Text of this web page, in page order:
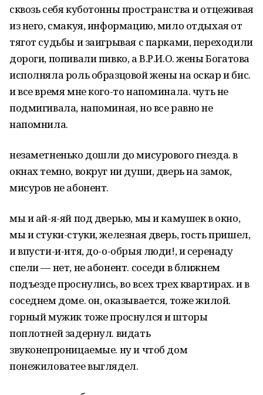
сквозь себя куботонны пространства и отцеживая
из него, смакуя, информацию, мило отдыхая от
тягот судьбы и заигрывая с парками, переходили
дороги, попивали пивко, а В.Р.И.О. жены Богатова
исполняла роль образцовой жены на оскар и бис.
и все время мне кого-то напоминала. чуть не
подмигивала, напоминая, но все равно не
напомнила.
незаметненько дошли до мисурового гнезда. в
окнах темно, вокруг ни души, дверь на замок,
мисуров не абонент.
мы и ай-я-яй под дверью, мы и камушек в окно,
мы и стуки-стуки, железная дверь, гость пришел,
и впусти-и-итя, до-о-обрыя люди!, и серенаду
спели — нет, не абонент. соседи в ближнем
подъезде проснулись, во всех трех квартирах. и в
соседнем доме. он, оказывается, тоже жилой.
горный мужик тоже проснулся и шторы
поплотней задернул. видать
звуконепроницаемые. ну и чтоб дом
понежиловатее выглядел.